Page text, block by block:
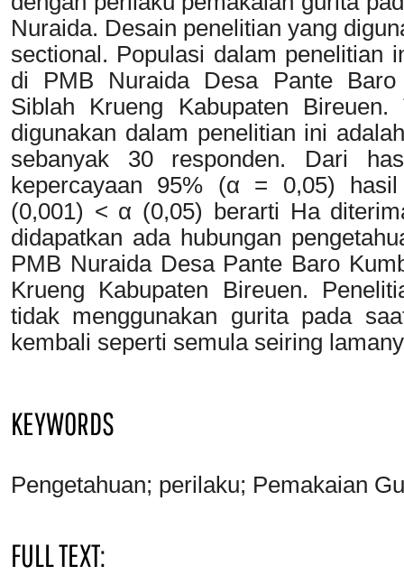
Nuraida. Desain penelitian yang
sectional. Populasi dalam penelitian
di PMB Nuraida Desa Pante Baro
Siblah Krueng Kabupaten
digunakan dalam penelitian ini
sebanyak 30 responden. Dari
kepercayaan 95% (α = 0,05)
(0,001) < α (0,05) berarti Ha
didapatkan ada hubungan
PMB Nuraida Desa Pante Baro
Krueng Kabupaten Bireuen.
tidak menggunakan gurita pada
kembali seperti semula seiring
KEYWORDS
Pengetahuan; perilaku; Pemakaian
FULL TEXT: